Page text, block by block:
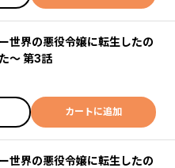
世界の悪役令嬢に転生したの
～ 第3話
カートに追加
世界の悪役令嬢に転生したの